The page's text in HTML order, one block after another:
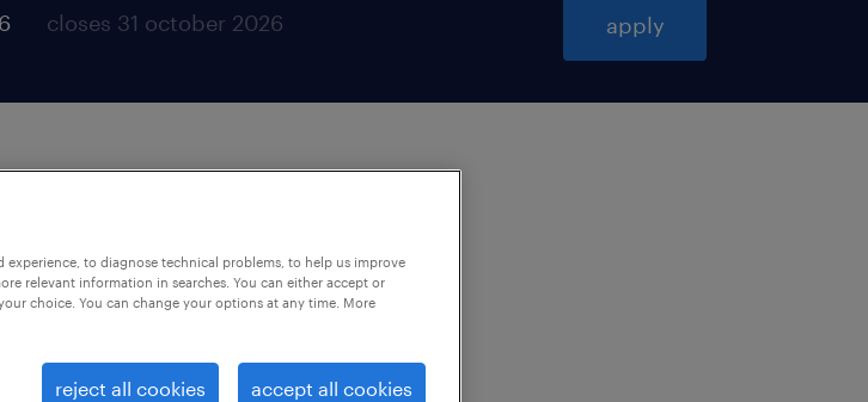
closes 31 october 2026 apply
to diagnose technical problems, to help us improve
relevant information in searches. You can either accept or
choice. You can change your options at any time. More
reject all cookies accept all cookies